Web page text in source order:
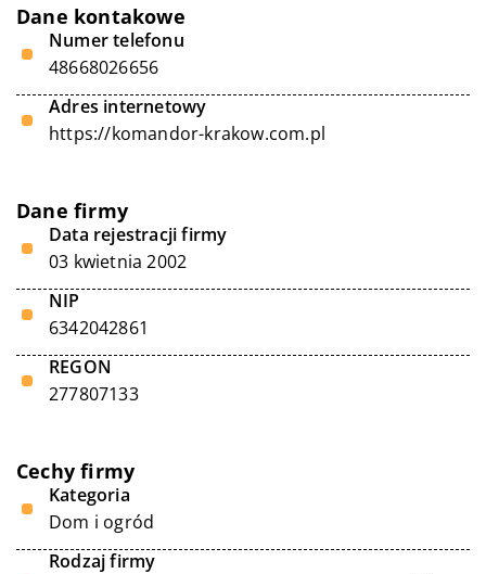
Dane kontakowe
Numer telefonu
48668026656
Adres internetowy
https://komandor-krakow.com.pl
Dane firmy
Data rejestracji firmy
03 kwietnia 2002
NIP
6342042861
REGON
277807133
Cechy firmy
Kategoria
Dom i ogród
Rodzaj firmy